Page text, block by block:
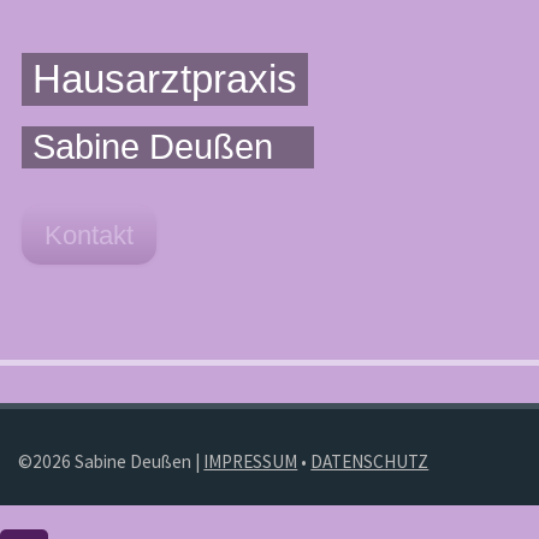
Kontakt
Hausarztpraxis
Sabine Deußen
©2026 Sabine Deußen | IMPRESSUM • DATENSCHUTZ